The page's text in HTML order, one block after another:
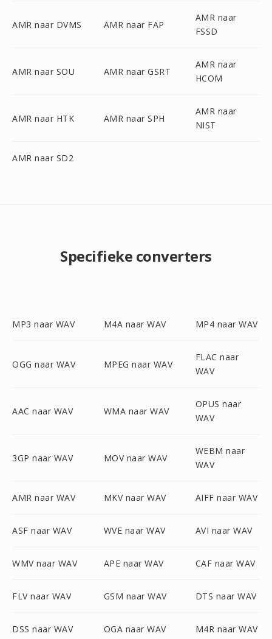
AMR naar DVMS AMR naar FAP
AMR naar
FSSD
AMR naar SOU AMR naar GSRT
AMR naar
HCOM
AMR naar HTK AMR naar SPH
AMR naar
NIST
AMR naar SD2
Specifieke converters
MP3 naar WAV M4A naar WAV MP4 naar WAV
OGG naar WAV MPEG naar WAV
FLAC naar
WAV
AAC naar WAV WMA naar WAV
OPUS naar
WAV
3GP naar WAV MOV naar WAV
WEBM naar
WAV
AMR naar WAV MKV naar WAV AIFF naar WAV
ASF naar WAV WVE naar WAV AVI naar WAV
WMV naar WAV APE naar WAV CAF naar WAV
FLV naar WAV GSM naar WAV DTS naar WAV
DSS naar WAV OGA naar WAV M4R naar WAV